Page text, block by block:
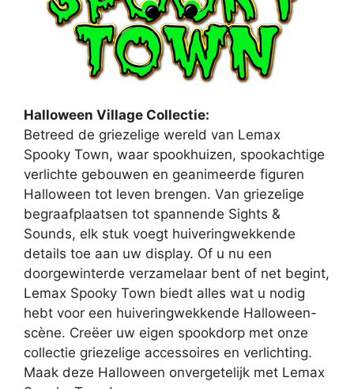
Halloween Village Collectie:
Betreed de griezelige wereld van Lemax
Spooky Town, waar spookhuizen, spookachtige
verlichte gebouwen en geanimeerde figuren
Halloween tot leven brengen. Van griezelige
begraafplaatsen tot spannende Sights &
Sounds, elk stuk voegt huiveringwekkende
details toe aan uw display. Of u nu een
doorgewinterde verzamelaar bent of net begint,
Lemax Spooky Town biedt alles wat u nodig
hebt voor een huiveringwekkende Halloween-
scène. Creëer uw eigen spookdorp met onze
collectie griezelige accessoires en verlichting.
Maak deze Halloween onvergetelijk met Lemax